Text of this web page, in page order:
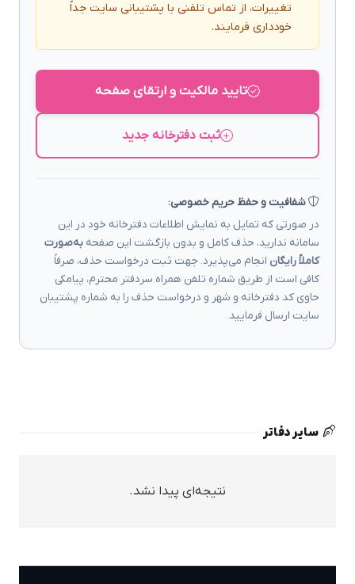
تغییرات، از تماس تلفنی با پشتیبانی سایت جداً
خودداری فرمایند.
تایید مالکیت و ارتقای صفحه
ثبت دفترخانه جدید
شفافیت و حفظ حریم خصوصی:
در صورتی که تمایل به نمایش اطلاعات دفترخانه خود در این
سامانه ندارید، حذف کامل و بدون بازگشت این صفحه به‌صورت
کاملاً رایگان انجام می‌پذیرد. جهت ثبت درخواست حذف، صرفاً
کافی است از طریق شماره تلفن همراه سردفتر محترم، پیامکی
حاوی کد دفترخانه و شهر و درخواست حذف را به شماره پشتیبان
سایت ارسال فرمایید.
سایر دفاتر
نتیجه‌ای پیدا نشد.